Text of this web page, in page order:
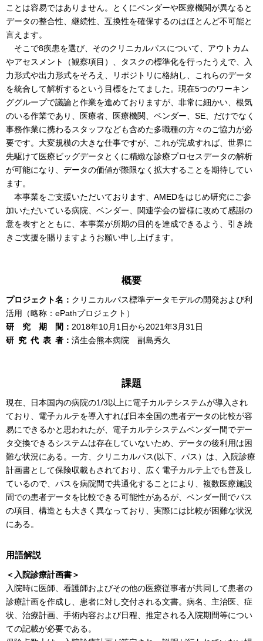
ことは容易ではありません。とくにベンダーや医療機関が異なると
データの整合性、継続性、互換性を確保するのはほとんど不可能と
言えます。
そこで8疾患を選び、そのクリニカルパスについて、アウトカム
やアセスメント（観察項目）、タスクの標準化を行ったうえで、入
力形式や出力形式をそろえ、リポジトリに格納し、これらのデータ
を統合して解析するという目標をたてました。現在5つのワーキン
ググループで議論と作業を進めておりますが、非常に細かい、根気
のいる作業であり、医療者、医療機関、ベンダー、SE、だけでなく
事務作業に携わるスタッフなども含めた多職種の方々のご協力が必
要です。大変規模の大きな仕事ですが、これが完成すれば、世界に
先駆けて医療ビッグデータとくに精緻な診療プロセスデータの解析
が可能になり、データの価値が際限なく拡大することを期待してい
ます。
本事業をご支援いただいております、AMEDをはじめ研究にご参
加いただいている病院、ベンダー、関連学会の皆様に改めて感謝の
意を表すとともに、本事業が所期の目的を達成できるよう、引き続
きご支援を賜りますようお願い申し上げます。
概要
プロジェクト名： クリニカルパス標準データモデルの開発および利
活用（略称：ePathプロジェクト）
研究期
間： 2018年10月1日から2021年3月31日
研究代表 者： 済生会熊本病院 副島秀久
課題
現在、日本国内の病院の1/3以上に電子カルテシステムが導入され
ており、電子カルテを導入すれば日本全国の患者データの比較が容
易にできるかと思われたが、電子カルテシステムベンダー間でデー
タ交換できるシステムは存在していないため、データの後利用は困
難な状況にある。一方、クリニカルパス(以下、パス）は、入院診療
計画書として保険収載もされており、広く電子カルテ上でも普及し
ているので、パスを病院間で共通化することにより、複数医療施設
間での患者データを比較できる可能性があるが、ベンダー間でパス
の項目、構造とも大きく異なっており、実際には比較が困難な状況
にある。
用語解説
＜入院診療計画書＞
入院時に医師、看護師およびその他の医療従事者が共同して患者の
診療計画を作成し、患者に対し交付される文書。病名、主治医、症
状、治療計画、手術内容および日程、推定される入院期間等につい
ての記載が必要である。